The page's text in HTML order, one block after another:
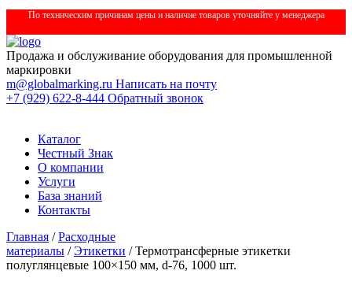
По техническим причинам цены и наличие товаров уточняйте у менеджера
Продажа и обслуживание оборудования для промышленной
маркировки
m@globalmarking.ru Написать на почту
+7 (929) 622-8-444 Обратный звонок
Каталог
Честный Знак
О компании
Услуги
База знаний
Контакты
Главная /Расходные
материалы /Этикетки / Термотрансферные этикетки
полуглянцевые 100×150 мм, d-76, 1000 шт.